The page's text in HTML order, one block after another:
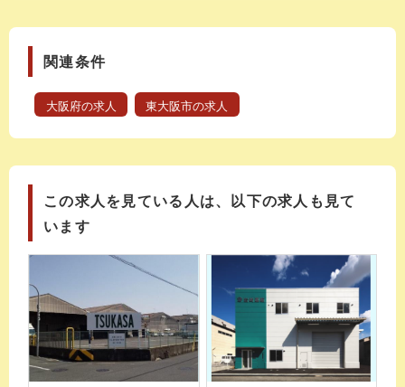
関連条件
大阪府の求人 東大阪市の求人
この求人を見ている人は、以下の求人も見て
います